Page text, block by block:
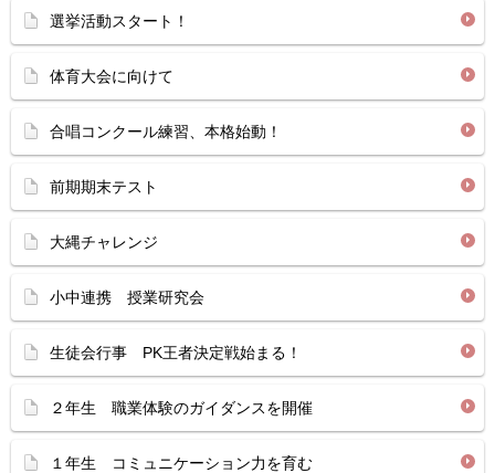
選挙活動スタート！
体育大会に向けて
合唱コンクール練習、本格始動！
前期期末テスト
大縄チャレンジ
小中連携 授業研究会
生徒会行事 PK王者決定戦始まる！
２年生 職業体験のガイダンスを開催
１年生 コミュニケーション力を育む